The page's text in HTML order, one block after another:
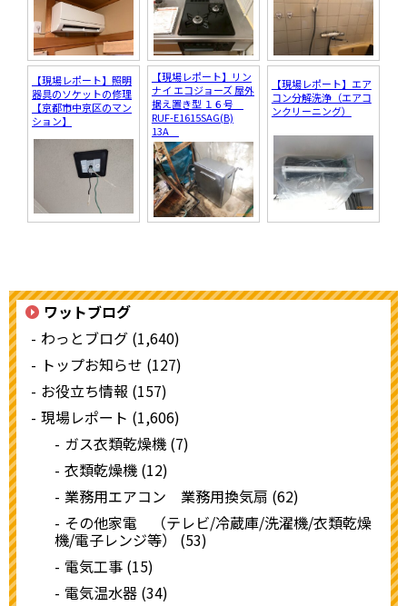
【現場レポート】照明
器具のソケットの修理
【京都市中京区のマン
ション】
【現場レポート】リン
ナイ エコジョーズ 屋外
据え置き型 １６号
RUF-E1615SAG(B)
13A
【現場レポート】エア
コン分解洗浄（エアコ
ンクリーニング）
ワットブログ
わっとブログ (1,640)
トップお知らせ (127)
お役立ち情報 (157)
現場レポート (1,606)
ガス衣類乾燥機 (7)
衣類乾燥機 (12)
業務用エアコン 業務用換気扇 (62)
その他家電 （テレビ/冷蔵庫/洗濯機/衣類乾燥
機/電子レンジ等） (53)
電気工事 (15)
電気温水器 (34)